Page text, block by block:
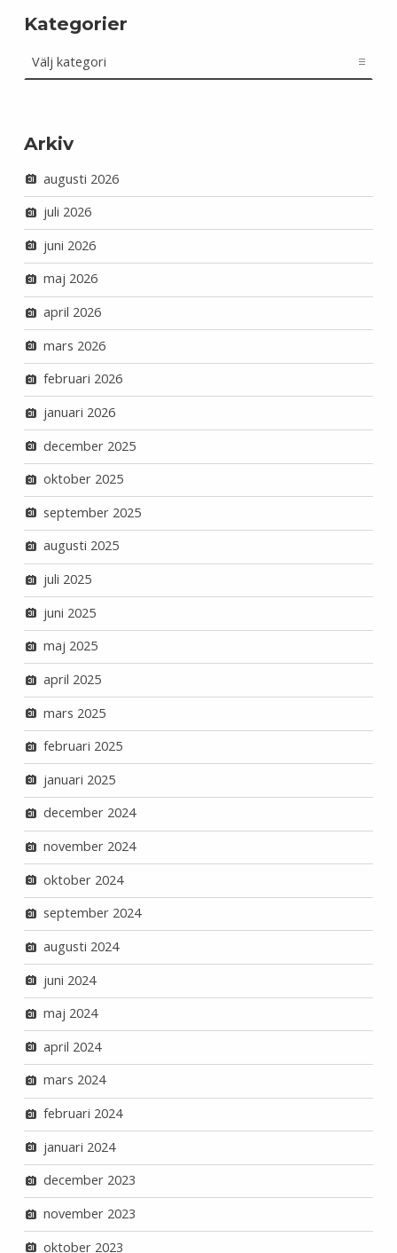
Kategorier
Arkiv
augusti 2026
juli 2026
juni 2026
maj 2026
april 2026
mars 2026
februari 2026
januari 2026
december 2025
oktober 2025
september 2025
augusti 2025
juli 2025
juni 2025
maj 2025
april 2025
mars 2025
februari 2025
januari 2025
december 2024
november 2024
oktober 2024
september 2024
augusti 2024
juni 2024
maj 2024
april 2024
mars 2024
februari 2024
januari 2024
december 2023
november 2023
oktober 2023